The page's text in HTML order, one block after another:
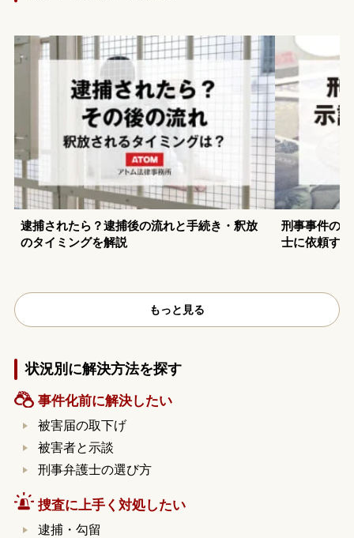
逮捕されたら？逮捕後の流れと手続き・釈放
のタイミングを解説
刑事事件の
士に依頼す
もっと見る
状況別に解決方法を探す
事件化前に解決したい
被害届の取下げ
被害者と示談
刑事弁護士の選び方
捜査に上手く対処したい
逮捕・勾留